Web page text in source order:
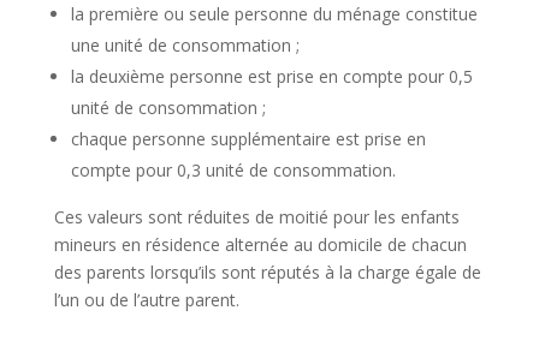
la première ou seule personne du ménage constitue
une unité de consommation ;
la deuxième personne est prise en compte pour 0,5
unité de consommation ;
chaque personne supplémentaire est prise en
compte pour 0,3 unité de consommation.
Ces valeurs sont réduites de moitié pour les enfants
mineurs en résidence alternée au domicile de chacun
des parents lorsqu’ils sont réputés à la charge égale de
l’un ou de l’autre parent.